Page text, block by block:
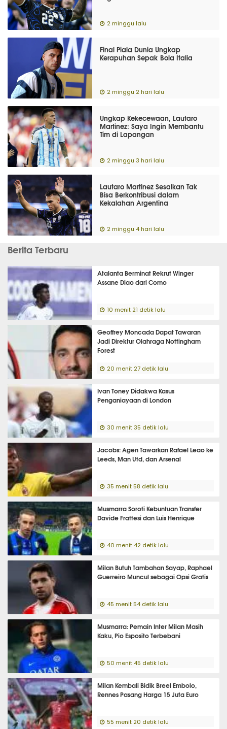
2 minggu lalu
Final Piala Dunia Ungkap
Kerapuhan Sepak Bola Italia
2 minggu 2 hari lalu
Ungkap Kekecewaan, Lautaro
Martinez: Saya Ingin Membantu
Tim di Lapangan
2 minggu 3 hari lalu
Lautaro Martinez Sesalkan Tak
Bisa Berkontribusi dalam
Kekalahan Argentina
2 minggu 4 hari lalu
Berita Terbaru
Atalanta Berminat Rekrut Winger
Assane Diao dari Como
10 menit 21 detik lalu
Geoffrey Moncada Dapat Tawaran
Jadi Direktur Olahraga Nottingham
Forest
20 menit 27 detik lalu
Ivan Toney Didakwa Kasus
Penganiayaan di London
30 menit 35 detik lalu
Jacobs: Agen Tawarkan Rafael Leao ke
Leeds, Man Utd, dan Arsenal
35 menit 58 detik lalu
Musmarra Soroti Kebuntuan Transfer
Davide Frattesi dan Luis Henrique
40 menit 42 detik lalu
Milan Butuh Tambahan Sayap, Raphael
Guerreiro Muncul sebagai Opsi Gratis
45 menit 54 detik lalu
Musmarra: Pemain Inter Milan Masih
Kaku, Pio Esposito Terbebani
50 menit 45 detik lalu
Milan Kembali Bidik Breel Embolo,
Rennes Pasang Harga 15 Juta Euro
55 menit 20 detik lalu